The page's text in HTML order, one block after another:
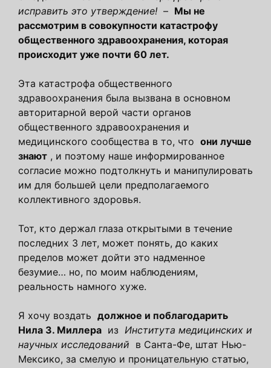
исправить это утверждение! – Мы не
рассмотрим в совокупности катастрофу
общественного здравоохранения, которая
происходит уже почти 60 лет.
Эта катастрофа общественного
здравоохранения была вызвана в основном
авторитарной верой части органов
общественного здравоохранения и
медицинского сообщества в то, что они лучше
знают , и поэтому наше информированное
согласие можно подтолкнуть и манипулировать
им для большей цели предполагаемого
коллективного здоровья.
Тот, кто держал глаза открытыми в течение
последних 3 лет, может понять, до каких
пределов может дойти это надменное
безумие… но, по моим наблюдениям,
реальность намного хуже.
Я хочу воздать должное и поблагодарить
Нила З. Миллера из Института медицинских и
научных исследований в Санта-Фе, штат Нью-
Мексико, за смелую и проницательную статью,